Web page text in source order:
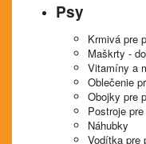
Psy
Krmivá pre
Maškrty -
Vitamíny a
Oblečenie
Obojky pre
Postroje
Náhubky
Vodítka pre